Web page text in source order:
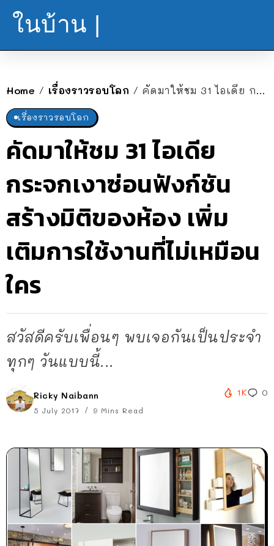
ในบ้าน |
Home / เรื่องราวรอบโลก / คัดมาให้ชม 31 ไอเดีย กระจกเงาซ่อนฟังก์ชัน สร้างมิติของห้อง เพิ่มเติมการใช้งานที่ไม่เหมือนใคร
เรื่องราวรอบโลก
คัดมาให้ชม 31 ไอเดีย
กระจกเงาซ่อนฟังก์ชัน
สร้างมิติของห้อง เพิ่ม
เติมการใช้งานที่ไม่เหมือน
ใคร
สวัสดีครับเพื่อนๆ พบเจอกันเป็นประจำ
ทุกๆ วันแบบนี้...
Ricky Naibann
5 July 2017 9 Mins Read
1K 0